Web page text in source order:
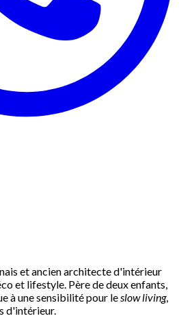
et ancien architecte d'intérieur
et lifestyle. Père de deux enfants,
à une sensibilité pour leslow living,
d'intérieur.